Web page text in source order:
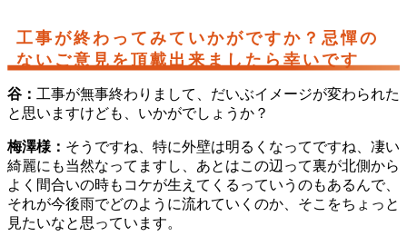
工事が終わってみていかがですか？忌憚の
ないご意見を頂戴出来ましたら幸いです
谷： 工事が無事終わりまして、だいぶイメージが変わられた
と思いますけども、いかがでしょうか？
梅澤様： そうですね、特に外壁は明るくなってですね、凄い
綺麗にも当然なってますし、あとはこの辺って裏が北側から
よく間合いの時もコケが生えてくるっていうのもあるんで、
それが今後雨でどのように流れていくのか、そこをちょっと
見たいなと思っています。